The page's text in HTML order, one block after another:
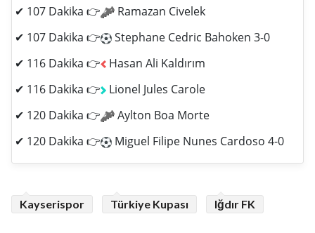
✔ 107 Dakika 👉
Ramazan Civelek
✔ 107 Dakika 👉
Stephane Cedric Bahoken 3-0
✔ 116 Dakika 👉
Hasan Ali Kaldırım
✔ 116 Dakika 👉 Lionel Jules Carole
✔ 120 Dakika 👉
Aylton Boa Morte
✔ 120 Dakika 👉
Miguel Filipe Nunes Cardoso 4-0
Kayserispor Türkiye Kupası Iğdır FK